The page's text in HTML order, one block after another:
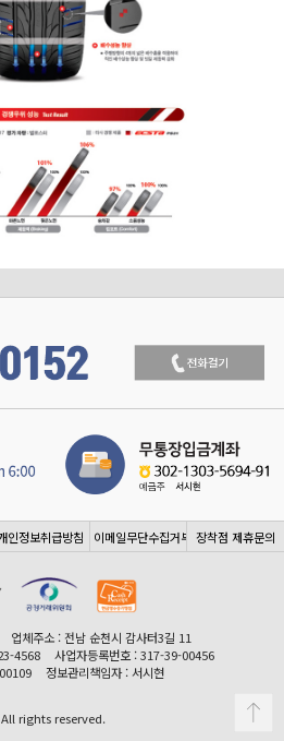
인정보취급방침 이메일무단수집거부 장착점 제휴문의
업체주소 : 전남 순천시 감사터3길 11
4568
사업자등록번호 : 317-39-00456
정보관리책임자 : 서시현
rights reserved.